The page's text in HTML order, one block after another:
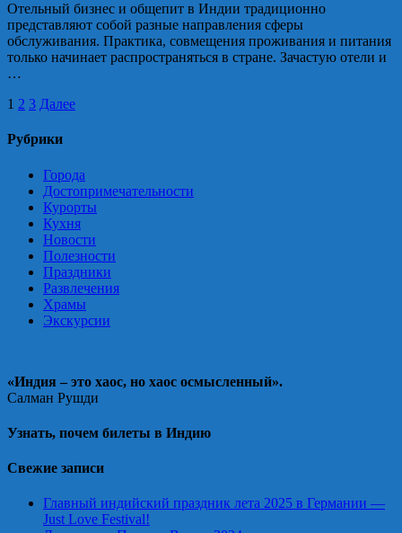
Отельный бизнес и общепит в Индии традиционно
представляют собой разные направления сферы
обслуживания. Практика, совмещения проживания и питания
только начинает распространяться в стране. Зачастую отели и
…
Навигация
по
1 2 3 Далее
Рубрики
Города
Достопримечательности
Курорты
Кухня
Новости
Полезности
Праздники
Развлечения
Храмы
Экскурсии
«Индия – это хаос, но хаос осмысленный».
Салман Рушди
Узнать, почем билеты в Индию
Свежие записи
Главный индийский праздник лета 2025 в Германии —
Just Love Festival!